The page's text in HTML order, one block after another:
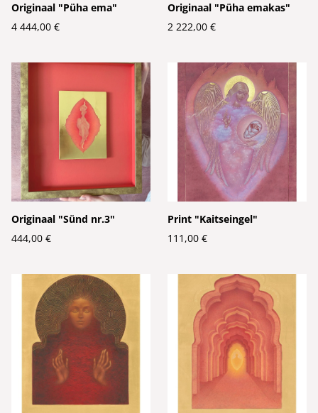
Originaal "Püha ema"
4 444,00 €
Originaal "Püha emakas"
2 222,00 €
Originaal "Sünd nr.3"
444,00 €
Print "Kaitseingel"
111,00 €